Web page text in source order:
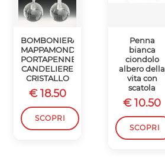
BOMBONIERA
MAPPAMONDO
PORTAPENNE
CANDELIERE
CRISTALLO
€ 18.50
SCOPRI
Penna
bianca
ciondolo
albero della
vita con
scatola
€ 10.50
SCOPRI